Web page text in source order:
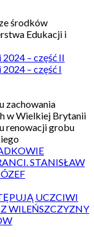
środków
Edukacji i
– część II
– część I
zachowania
w Wielkiej Brytanii
renowacji grobu
STANISŁAW
UCZCIWI
WILEŃSZCZYZNY